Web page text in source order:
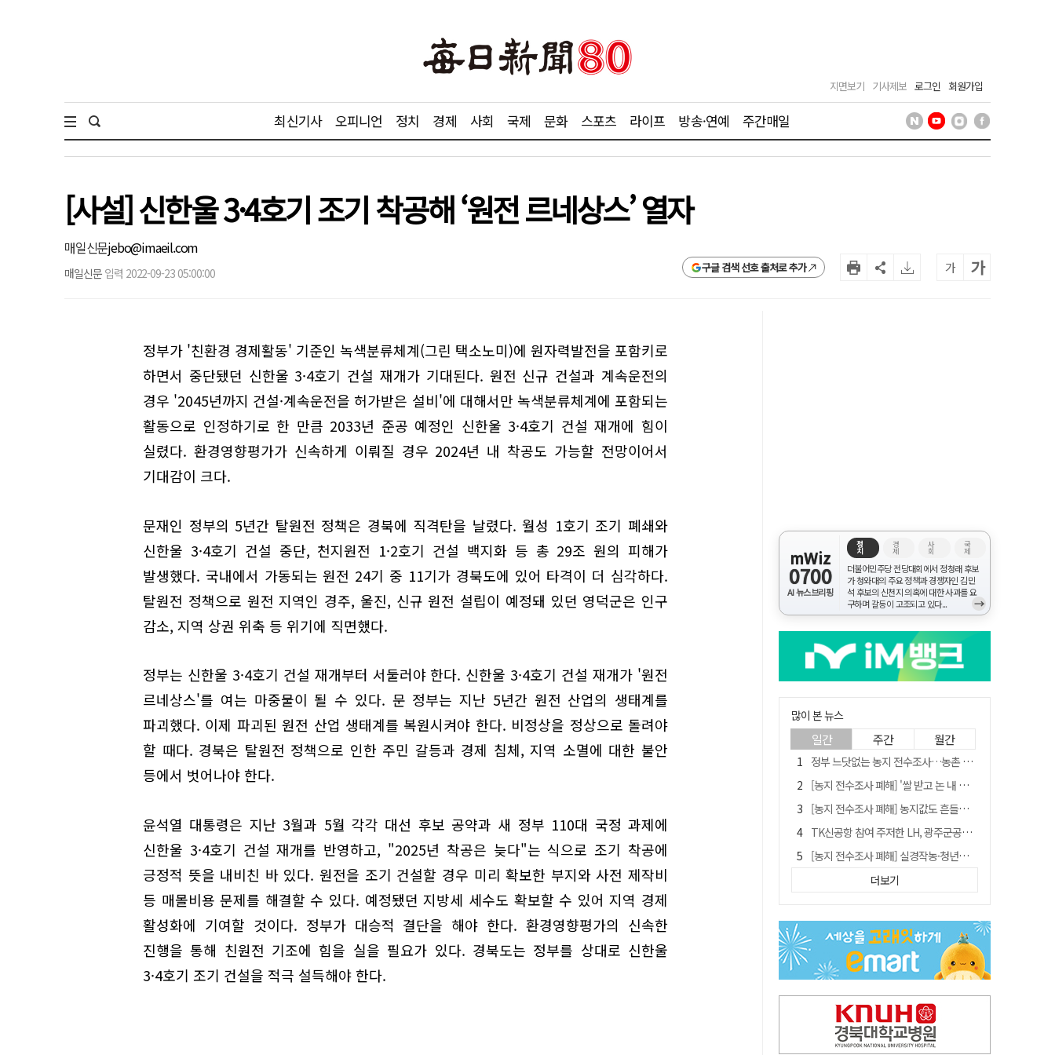
지면보기 기사제보 로그인 회원가입
최신기사 오피니언 정치 경제 사회 국제 문화 스포츠 라이프 방송·연예 주간매일
[사설] 신한울 3·4호기 조기 착공해 ‘원전 르네상스’ 열자
매일신문jebo@imaeil.com
매일신문 입력 2022-09-23 05:00:00 구글 검색 선호 출처로 추가 가 가
정부가 '친환경 경제활동' 기준인 녹색분류체계(그린 택소노미)에 원자력발전을 포함키로
하면서 중단됐던 신한울 3·4호기 건설 재개가 기대된다. 원전 신규 건설과 계속운전의
경우 '2045년까지 건설·계속운전을 허가받은 설비'에 대해서만 녹색분류체계에 포함되는
활동으로 인정하기로 한 만큼 2033년 준공 예정인 신한울 3·4호기 건설 재개에 힘이
실렸다. 환경영향평가가 신속하게 이뤄질 경우 2024년 내 착공도 가능할 전망이어서
기대감이 크다.
문재인 정부의 5년간 탈원전 정책은 경북에 직격탄을 날렸다. 월성 1호기 조기 폐쇄와
신한울 3·4호기 건설 중단, 천지원전 1·2호기 건설 백지화 등 총 29조 원의 피해가
발생했다. 국내에서 가동되는 원전 24기 중 11기가 경북도에 있어 타격이 더 심각하다.
탈원전 정책으로 원전 지역인 경주, 울진, 신규 원전 설립이 예정돼 있던 영덕군은 인구
감소, 지역 상권 위축 등 위기에 직면했다.
정부는 신한울 3·4호기 건설 재개부터 서둘러야 한다. 신한울 3·4호기 건설 재개가 '원전
르네상스'를 여는 마중물이 될 수 있다. 문 정부는 지난 5년간 원전 산업의 생태계를
파괴했다. 이제 파괴된 원전 산업 생태계를 복원시켜야 한다. 비정상을 정상으로 돌려야
할 때다. 경북은 탈원전 정책으로 인한 주민 갈등과 경제 침체, 지역 소멸에 대한 불안
등에서 벗어나야 한다.
윤석열 대통령은 지난 3월과 5월 각각 대선 후보 공약과 새 정부 110대 국정 과제에
신한울 3·4호기 건설 재개를 반영하고, "2025년 착공은 늦다"는 식으로 조기 착공에
긍정적 뜻을 내비친 바 있다. 원전을 조기 건설할 경우 미리 확보한 부지와 사전 제작비
등 매몰비용 문제를 해결할 수 있다. 예정됐던 지방세 세수도 확보할 수 있어 지역 경제
활성화에 기여할 것이다. 정부가 대승적 결단을 해야 한다. 환경영향평가의 신속한
진행을 통해 친원전 기조에 힘을 실을 필요가 있다. 경북도는 정부를 상대로 신한울
3·4호기 조기 건설을 적극 설득해야 한다.
mWiz
0700
AI 뉴스브리핑
정
치
경
제
사
회
국
제
더불어민주당 전당대회에서 정청래 후보
가 청와대의 주요 정책과 경쟁자인 김민
석 후보의 신천지 의혹에 대한 사과를 요
구하며 갈등이 고조되고 있다...
→
많이 본 뉴스
일간 주간 월간
정부 느닷없는 농지 전수조사…농촌 들쑤시는 '경자유전'의 칼날
[농지 전수조사 폐해] '쌀 받고 논 내 준' 도지농 이제 어쩌나?
[농지 전수조사 폐해] 농지값도 흔들리나…"도지 막히면 헐값 매물 나올 수도"
TK신공항 참여 주저한 LH, 광주군공항 사업에는 앞장
[농지 전수조사 폐해] 실경작농·청년농 부담도 커진다
[단독] 김영수 "국방부 청문준비단, 안규백 탈영 알고있었다"
[기고] 대구 미래는 금호강·팔공산에 있다
홈플러스 다시 문 연다… 대구경북 매장도 재개장 준비 돌입
청도군정 '두 시어머니'가 되어서는 안된다
더보기